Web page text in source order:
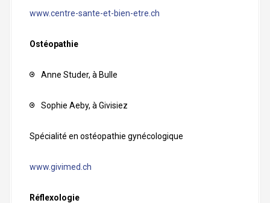
www.centre-sante-et-bien-etre.ch
Ostéopathie
Anne Studer, à Bulle
Sophie Aeby, à Givisiez
Spécialité en ostéopathie gynécologique
www.givimed.ch
Réflexologie